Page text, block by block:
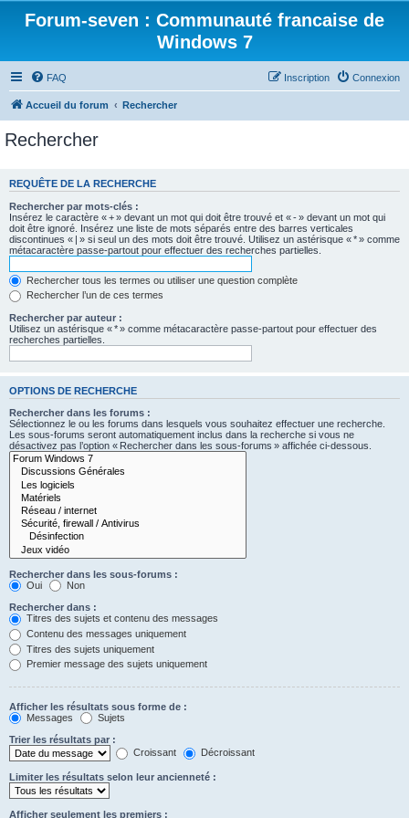
Forum-seven : Communauté francaise de
Windows 7
FAQ Connexion
Inscription
Accueil du forum Rechercher
Rechercher
REQUÊTE DE LA RECHERCHE
Rechercher par mots-clés :
Insérez le caractère « + » devant un mot qui doit être trouvé et « - » devant un mot qui
doit être ignoré. Insérez une liste de mots séparés entre des barres verticales
discontinues « | » si seul un des mots doit être trouvé. Utilisez un astérisque « * » comme
métacaractère passe-partout pour effectuer des recherches partielles.
Rechercher tous les termes ou utiliser une question complète
Rechercher l’un de ces termes
Rechercher par auteur :
Utilisez un astérisque « * » comme métacaractère passe-partout pour effectuer des
recherches partielles.
OPTIONS DE RECHERCHE
Rechercher dans les forums :
Sélectionnez le ou les forums dans lesquels vous souhaitez effectuer une recherche.
Les sous-forums seront automatiquement inclus dans la recherche si vous ne
désactivez pas l’option « Rechercher dans les sous-forums » affichée ci-dessous.
Rechercher dans les sous-forums :
Oui
Non
Rechercher dans :
Titres des sujets et contenu des messages
Contenu des messages uniquement
Titres des sujets uniquement
Premier message des sujets uniquement
Afficher les résultats sous forme de :
Messages
Sujets
Trier les résultats par :
Croissant
Décroissant
Limiter les résultats selon leur ancienneté :
Afficher seulement les premiers :